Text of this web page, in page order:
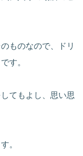
ものなので、ドリ
す。
てもよし、思い思
。